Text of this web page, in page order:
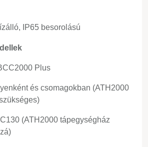
IP65 besorolású
Plus
és csomagokban (ATH2000
(ATH2000 tápegységház